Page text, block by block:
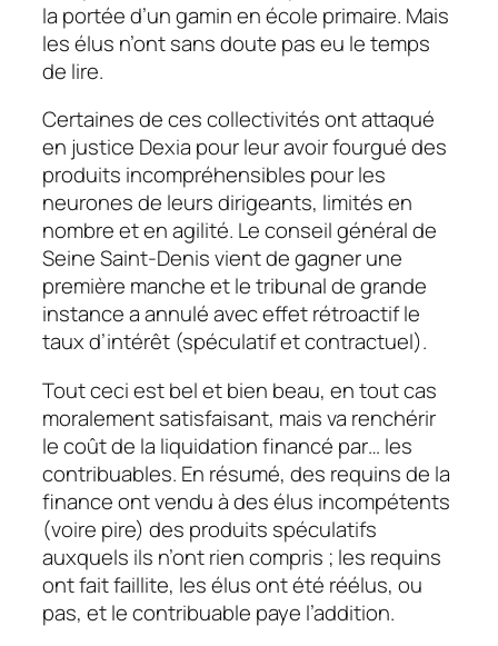
la portée d’un gamin en école primaire. Mais
les élus n’ont sans doute pas eu le temps
de lire.
Certaines de ces collectivités ont attaqué
en justice Dexia pour leur avoirfourguédes
produits incompréhensibles pour les
neurones de leurs dirigeants, limités en
nombre et en agilité. Le conseil général de
Seine Saint-Denis vient de gagner une
première manche et le tribunal de grande
instance a annulé avec effet rétroactif le
taux d’intérêt (spéculatif et contractuel).
Tout ceci est bel et bien beau, en tout cas
moralement satisfaisant, mais va renchérir
le coût de la liquidation financé par… les
contribuables. En résumé, des requins de la
finance ont vendu à des élus incompétents
(voire pire) des produits spéculatifs
auxquels ils n’ont rien compris ; les requins
ont fait faillite, les élus ont été réélus, ou
pas, et le contribuable paye l’addition.